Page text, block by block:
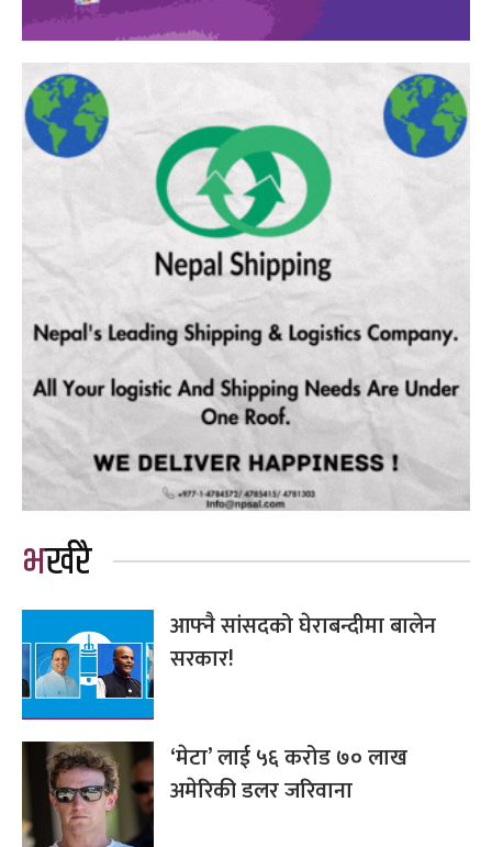
भर्खरै
आफ्नै सांसदको घेराबन्दीमा बालेन
सरकार!
‘मेटा’ लाई ५६ करोड ७० लाख
अमेरिकी डलर जरिवाना